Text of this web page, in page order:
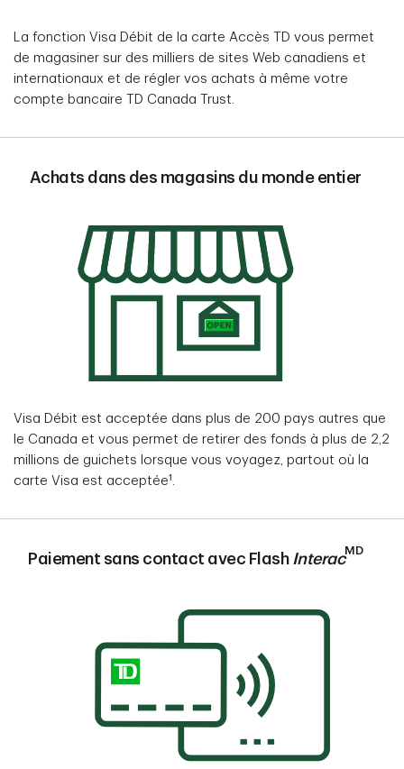
La fonction Visa Débit de la carte Accès TD vous permet
de magasiner sur des milliers de sites Web canadiens et
internationaux et de régler vos achats à même votre
compte bancaire TD Canada Trust.
Achats dans des magasins du monde entier
Visa Débit est acceptée dans plus de 200 pays autres que
le Canada et vous permet de retirer des fonds à plus de 2,2
millions de guichets lorsque vous voyagez, partout où la
carte Visa est acceptée1
Paiement sans contact avec Flash InteracMD